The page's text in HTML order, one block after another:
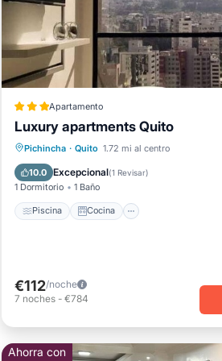
un
Apartamento
Luxury apartments Quito
Pichincha · Quito 1.72 mi al centro
10.0 Excepcional(1 Revisar)
1 Dormitorio 1 Baño
Piscina Cocina
Piscina Cocina
Internet
€112/noche
7 noches - €784
Ahorra con